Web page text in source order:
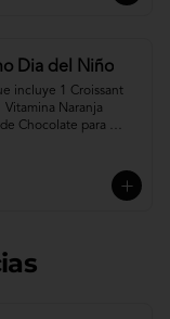
Dia del Niño
incluye 1 Croissant
Naranja
Chocolate para
reutilizable con la
hace Feliz".
incluida.